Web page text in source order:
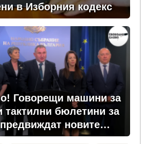
в Изборния кодекс
Говорещи машини за
тактилни бюлетини за
новите
(ВИДЕО)